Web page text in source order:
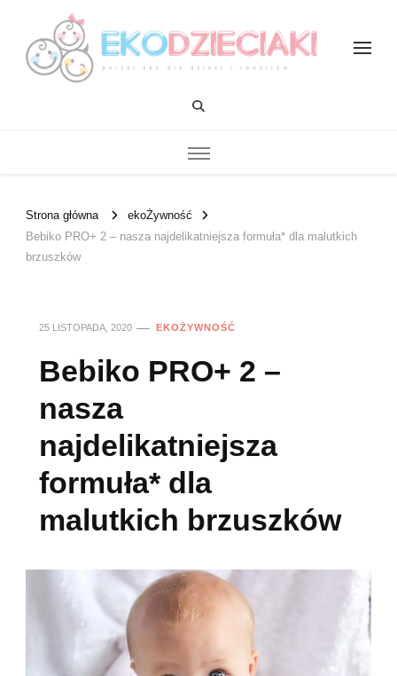
Strona główna
ekoŻywność
Bebiko PRO+ 2 – nasza najdelikatniejsza formuła* dla malutkich
brzuszków
25 LISTOPADA, 2020 EKOŻYWNOŚĆ
Bebiko PRO+ 2 –
nasza
najdelikatniejsza
formuła* dla
malutkich brzuszków